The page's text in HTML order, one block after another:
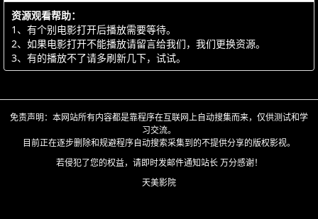
资源观看帮助：
1、有个别电影打开后播放需要等待。
2、如果电影打开不能播放请留言给我们，我们更换资源。
3、有的播放不了请多刷新几下，试试。
免责声明：本网站所有内容都是靠程序在互联网上自动搜集而来，仅供测试和学
习交流。
目前正在逐步删除和规避程序自动搜索采集到的不提供分享的版权影视。
若侵犯了您的权益，请即时发邮件通知站长 万分感谢！
天美影院